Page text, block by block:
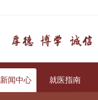
新闻中心 就医指南